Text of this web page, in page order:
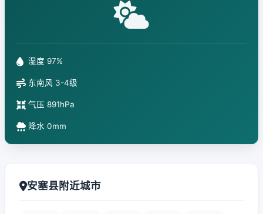
湿度 97%
东南风 3-4级
气压 891hPa
降水 0mm
安塞县附近城市